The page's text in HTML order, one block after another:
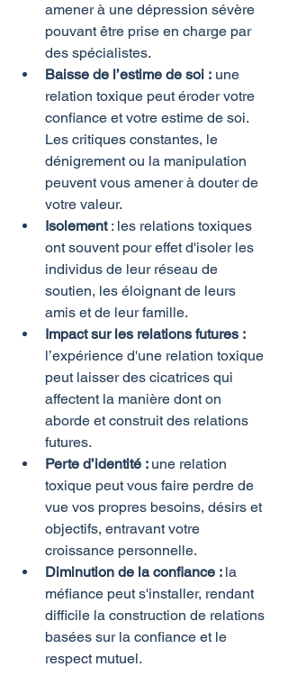
amener à une dépression sévère
pouvant être prise en charge par
des spécialistes.
Baisse de l’estime de soi : une
relation toxique peut éroder votre
confiance et votre estime de soi.
Les critiques constantes, le
dénigrement ou la manipulation
peuvent vous amener à douter de
votre valeur.
Isolement : les relations toxiques
ont souvent pour effet d'isoler les
individus de leur réseau de
soutien, les éloignant de leurs
amis et de leur famille.
Impact sur les relations futures :
l’expérience d'une relation toxique
peut laisser des cicatrices qui
affectent la manière dont on
aborde et construit des relations
futures.
Perte d’identité : une relation
toxique peut vous faire perdre de
vue vos propres besoins, désirs et
objectifs, entravant votre
croissance personnelle.
Diminution de la confiance : la
méfiance peut s'installer, rendant
difficile la construction de relations
basées sur la confiance et le
respect mutuel.